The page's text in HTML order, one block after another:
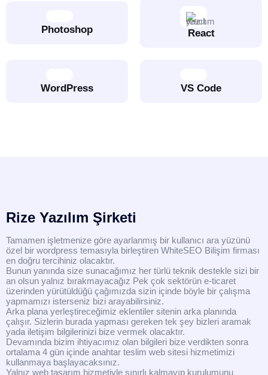
Photoshop React
WordPress VS Code
Rize Yazılım Şirketi
Tamamen işletmenize göre ayarlanmış bir kullanıcı ara yüzünü
özel bir wordpress temasıyla birleştiren WhiteSEO Bilişim firması
en doğru tercihiniz olacaktır.
Bunun yanında size sunacağımız her türlü teknik destekle sizi bir
an olsun yalnız bırakmayacağız Pek çok sektörün e-ticaret
üzerinden yürütüldüğü çağımızda sizin içinde böyle bir çalışma
yapmamızı isterseniz bizi arayabilirsiniz.
Arka plana yerleştireceğimiz eklentiler sitenin arka planında
çalışır. Sizlerin burada yapması gereken tek şey bizleri aramak
yada iletişim bilgilerinizi bize vermek olacaktır.
Devamında bizim ihtiyacımız olan bilgileri bize verdikten sonra
ortalama 4 gün içinde anahtar teslim web sitesi hizmetimizi
kullanmaya başlayacaksınız.
Yalnız web tasarım hizmetiyle sınırlı kalmayıp kurulumunu